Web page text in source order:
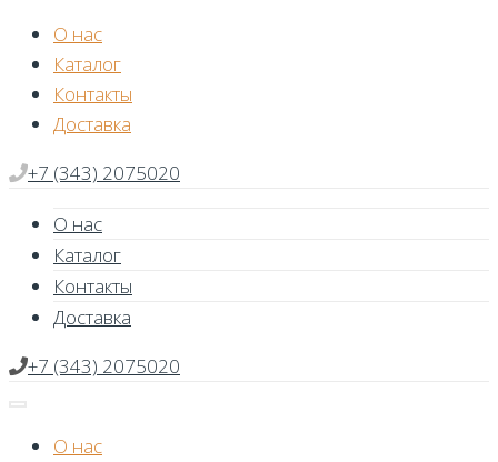
Skip
content
О нас
Каталог
Контакты
Доставка
+7 (343) 2075020
О нас
Каталог
Контакты
Доставка
+7 (343) 2075020
О нас